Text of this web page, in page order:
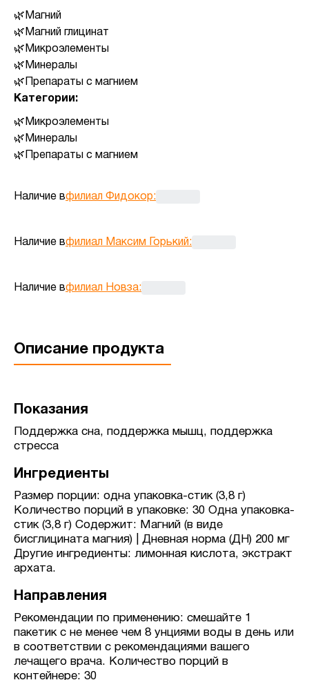
Магний
Магний глицинат
Микроэлементы
Минералы
Препараты с магнием
Категории:
Микроэлементы
Минералы
Препараты с магнием
Наличие вфилиал Фидокор:
Наличие вфилиал Максим Горький:
Наличие вфилиал Новза:
Описание продукта
Показания
Поддержка сна, поддержка мышц, поддержка
стресса
Ингредиенты
Размер порции: одна упаковка-стик (3,8 г)
Количество порций в упаковке: 30 Одна упаковка-
стик (3,8 г) Содержит: Магний (в виде
бисглицината магния) | Дневная норма (ДН) 200 мг
Другие ингредиенты: лимонная кислота, экстракт
архата.
Направления
Рекомендации по применению: смешайте 1
пакетик с не менее чем 8 унциями воды в день или
в соответствии с рекомендациями вашего
лечащего врача. Количество порций в
контейнере: 30